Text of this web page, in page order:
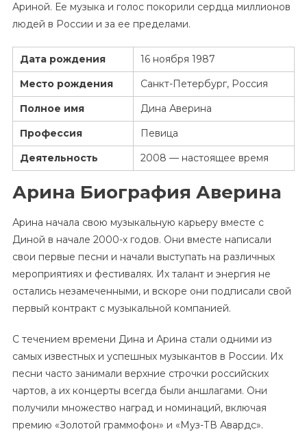
Ариной. Ее музыка и голос покорили сердца миллионов
людей в России и за ее пределами.
Дата рождения
16 ноября 1987
Место рождения
Санкт-Петербург, Россия
Полное имя
Дина Аверина
Профессия
Певица
Деятельность
2008 — настоящее время
Арина Биография Аверина
Арина начала свою музыкальную карьеру вместе с
Диной в начале 2000-х годов. Они вместе написали
свои первые песни и начали выступать на различных
мероприятиях и фестивалях. Их талант и энергия не
остались незамеченными, и вскоре они подписали свой
первый контракт с музыкальной компанией.
С течением времени Дина и Арина стали одними из
самых известных и успешных музыкантов в России. Их
песни часто занимали верхние строчки российских
чартов, а их концерты всегда были аншлагами. Они
получили множество наград и номинаций, включая
премию «Золотой граммофон» и «Муз-ТВ Авардс».